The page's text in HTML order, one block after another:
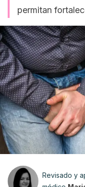
permitan
Revisado y